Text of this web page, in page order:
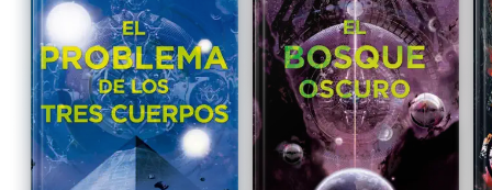
«LeerProyecto Hail Mary
es como ir de excursión al espacio
con el mejor profesor de ciencias que hayas tenido, y tu
trabajo de clase es salvar al mundo. Es uno de los viajes más
originales, emocionantes y pertidos que he hecho.»
Ernest Cline
«Brillante, pertido y disfrutable [...]. Uno de los libros de
ciencia ficción más verosímiles que he leído nunca.»